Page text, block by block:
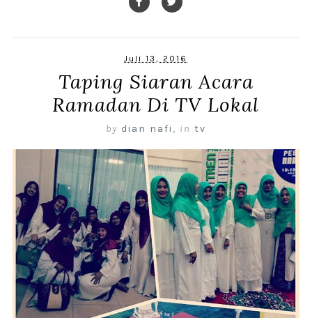
Juli 13, 2016
Taping Siaran Acara
Ramadan Di TV Lokal
by dian nafi , in tv